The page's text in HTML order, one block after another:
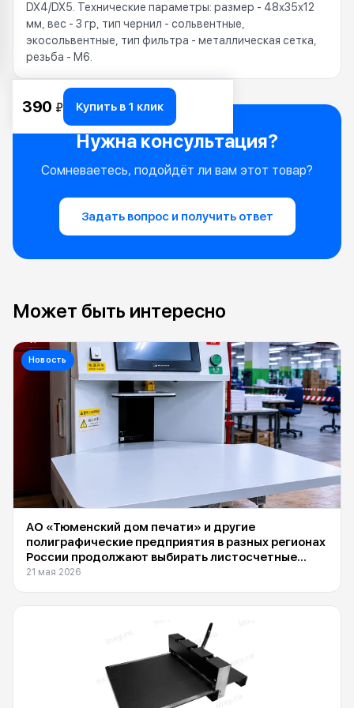
DX4/DX5. Технические параметры: размер - 48х35х12
мм, вес - 3 гр, тип чернил - сольвентные,
экосольвентные, тип фильтра - металлическая сетка,
резьба - M6.
390 ₽ Купить в 1 клик
Нужна консультация?
Сомневаетесь, подойдёт ли вам этот товар?
Задать вопрос и получить ответ
Может быть интересно
Новость
АО «Тюменский дом печати» и другие
полиграфические предприятия в разных регионах
России продолжают выбирать листосчетные
машины Suba DS-1600F, поставляемые
21 мая 2026